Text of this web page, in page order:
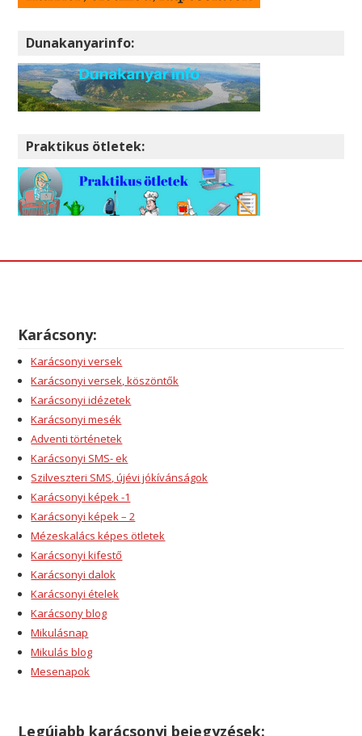
Dunakanyarinfo:
Praktikus ötletek:
Karácsony:
Karácsonyi versek
Karácsonyi versek, köszöntők
Karácsonyi idézetek
Karácsonyi mesék
Adventi történetek
Karácsonyi SMS- ek
Szilveszteri SMS, újévi jókívánságok
Karácsonyi képek -1
Karácsonyi képek – 2
Mézeskalács képes ötletek
Karácsonyi kifestő
Karácsonyi dalok
Karácsonyi ételek
Karácsony blog
Mikulásnap
Mikulás blog
Mesenapok
Legújabb karácsonyi bejegyzések: